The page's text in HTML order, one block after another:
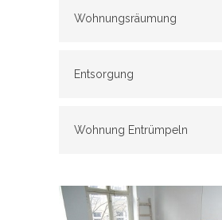
Wohnungsräumung
Entsorgung
Wohnung Entrümpeln